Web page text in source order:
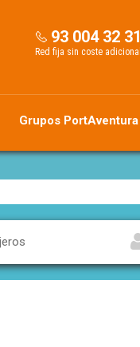
93 004 32 31
Red fija sin coste adicional
Grupos PortAventura